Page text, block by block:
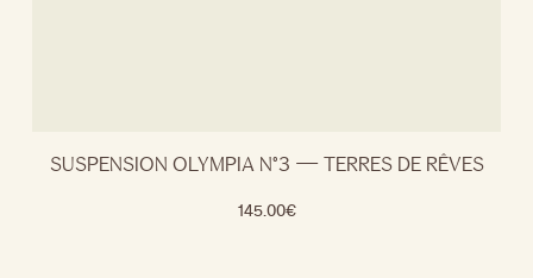
SUSPENSION OLYMPIA N°3 — TERRES DE RÊVES
145.00€